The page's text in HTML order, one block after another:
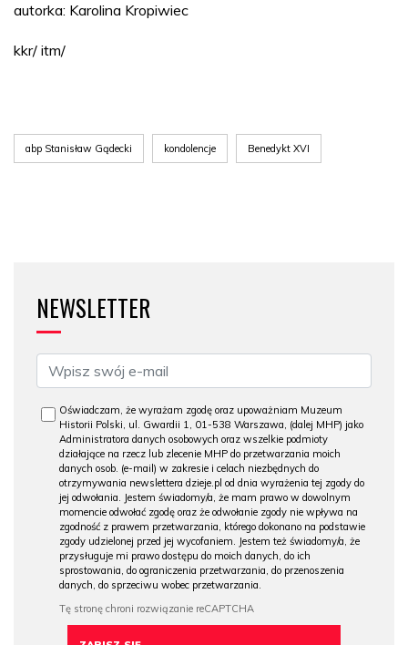
autorka: Karolina Kropiwiec
kkr/ itm/
abp Stanisław Gądecki kondolencje Benedykt XVI
NEWSLETTER
Oświadczam, że wyrażam zgodę oraz upoważniam Muzeum
Historii Polski, ul. Gwardii 1, 01-538 Warszawa, (dalej MHP) jako
Administratora danych osobowych oraz wszelkie podmioty
działające na rzecz lub zlecenie MHP do przetwarzania moich
danych osob. (e-mail) w zakresie i celach niezbędnych do
otrzymywania newslettera dzieje.pl od dnia wyrażenia tej zgody do
jej odwołania. Jestem świadomy/a, że mam prawo w dowolnym
momencie odwołać zgodę oraz że odwołanie zgody nie wpływa na
zgodność z prawem przetwarzania, którego dokonano na podstawie
zgody udzielonej przed jej wycofaniem. Jestem też świadomy/a, że
przysługuje mi prawo dostępu do moich danych, do ich
sprostowania, do ograniczenia przetwarzania, do przenoszenia
danych, do sprzeciwu wobec przetwarzania.